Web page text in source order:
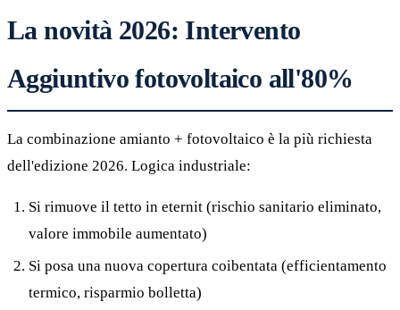
La novità 2026: Intervento
Aggiuntivo fotovoltaico all'80%
La combinazione amianto + fotovoltaico è la più richiesta
dell'edizione 2026. Logica industriale:
Si rimuove il tetto in eternit (rischio sanitario eliminato,
valore immobile aumentato)
Si posa una nuova copertura coibentata (efficientamento
termico, risparmio bolletta)